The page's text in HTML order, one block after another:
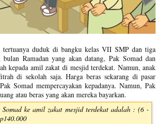
duduk di bangku kelas VII SMP dan tiga
Ramadan yang akan datang, Pak Somad dan
kepada amil zakat di mesjid terdekat. Namun, anak
di sekolah saja. Harga beras sekarang di pasar
Somad mempercayakan kepadanya. Namun, Pak
atau beras yang akan mereka bayarkan.
ke amil zakat mesjid terdekat adalah : (6 -